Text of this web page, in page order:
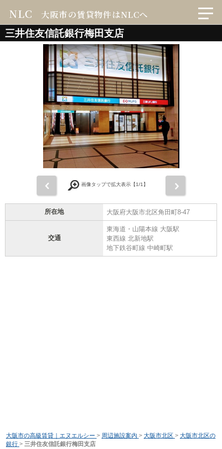
NLC 大阪市の賃貸物件はNLCへ
三井住友信託銀行梅田支店
画像タップで拡大表示【1/1】
所在地 大阪府大阪市北区角田町8-47
交通
東海道・山陽本線 大阪駅
東西線 北新地駅
地下鉄谷町線 中崎町駅
大阪市の高級賃貸｜エヌエルシー > 周辺施設案内 > 大阪市北区 > 大阪市北区の
銀行 > 三井住友信託銀行梅田支店